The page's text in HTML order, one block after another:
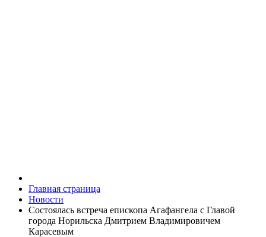
Главная страница
Новости
Состоялась встреча епископа Агафангела с Главой
города Норильска Дмитрием Владимировичем
Карасевым